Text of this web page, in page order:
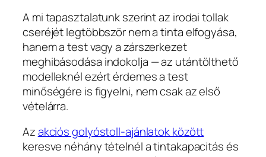
A mi tapasztalatunk szerint az irodai tollak
cseréjét legtöbbször nem a tinta elfogyása,
hanem a test vagy a zárszerkezet
meghibásodása indokolja — az utántölthető
modelleknél ezért érdemes a test
minőségére is figyelni, nem csak az első
vételárra.
Azakciós golyóstoll-ajánlatok között
keresve néhány tételnél a tintakapacitás és